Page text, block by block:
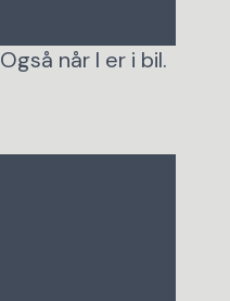
Også når I er i bil.